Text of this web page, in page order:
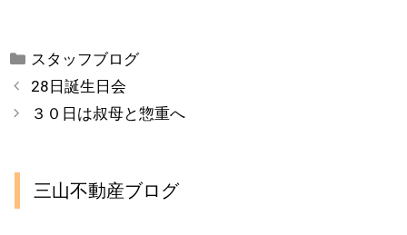
カ
テ
リ
スタッフブログ
28日誕生日会
３０日は叔母と惣重へ
三山不動産ブログ